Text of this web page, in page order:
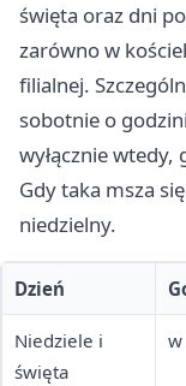
święta oraz dni
zarówno w
filialnej.
sobotnie o
wyłącznie wtedy,
Gdy taka msza
niedzielny.
Dzień
Niedziele i
święta
w